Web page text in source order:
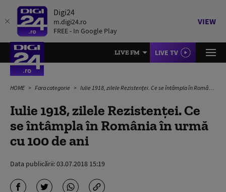
Digi24
m.digi24.ro
FREE - In Google Play
VIEW
LIVE FM LIVE TV
HOME Fara categorie Iulie 1918, zilele Rezistenței. Ce se întâmpla în România în urmă cu 100 de ani
Iulie 1918, zilele Rezistenței. Ce
se întâmpla în România în urmă
cu 100 de ani
Data publicării:03.07.2018 15:19